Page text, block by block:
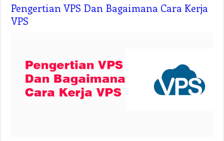
Pengertian VPS Dan Bagaimana Cara Kerja
VPS